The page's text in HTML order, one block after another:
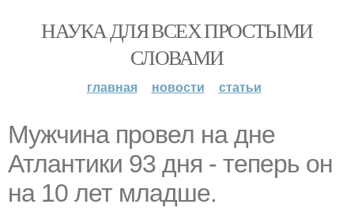
НАУКА ДЛЯ ВСЕХ ПРОСТЫМИ
СЛОВАМИ
главная новости статьи
Mужчина провел на дне
Атлантики 93 дня - теперь он
на 10 лет младше.